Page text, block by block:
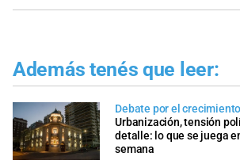
Además tenés que leer:
Debate por el
Urbanización, tensión
detalle: lo que se juega
semana